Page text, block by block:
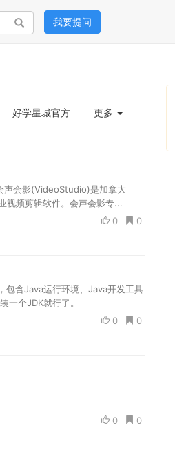
搜索 我要提问
好学星城官方 更多
声会影(VideoStudio)是加拿大
视频剪辑软件。会声会影专...
0
0
含Java运行环境、Java开发工具
一个JDK就行了。
0
0
0
0